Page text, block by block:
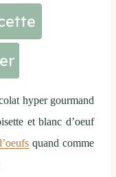
hyper gourmand
et blanc d’oeuf
quand comme